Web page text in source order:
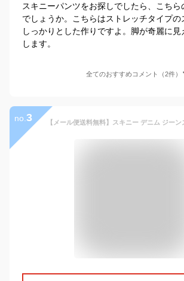
スキニーパンツをお探しでしたら、こち
でしょうか。こちらはストレッチタイプの
しっかりとした作りですよ。脚が奇麗に見
します。
全てのおすすめコメント（2件）
no. 3